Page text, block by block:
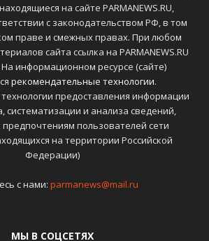
на сайте PARMANEWS.RU,
с законодательством РФ, в том
праве и смежных правах. При любом
сайта ссылка на PARMANEWS.RU
информационном ресурсе (сайте)
рекомендательные технологии.
предоставления информации
систематизации и анализа сведений,
предпочтениям пользователей сети
на территории Российской
Федерации)
с нами: parmanews@mail.ru
МЫ В СОЦСЕТЯХ